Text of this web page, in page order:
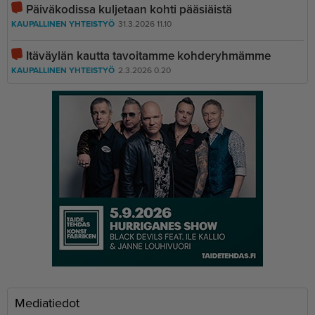
Päiväkodissa kuljetaan kohti pääsiäistä
KAUPALLINEN YHTEISTYÖ 31.3.2026 11.10
Itäväylän kautta tavoitamme kohderyhmämme
KAUPALLINEN YHTEISTYÖ 2.3.2026 0.20
Mediatiedot